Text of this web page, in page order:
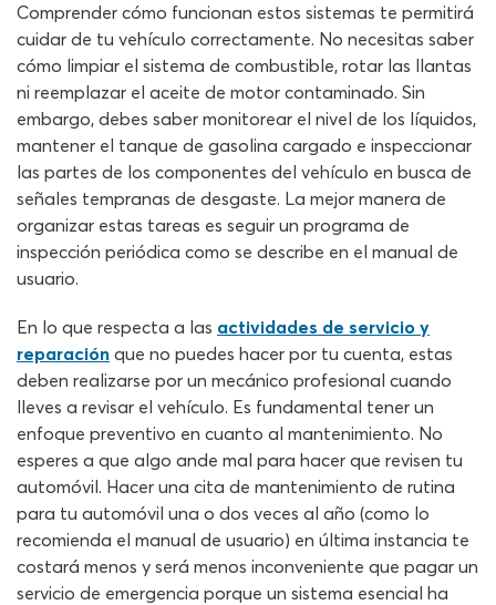
Comprender cómo funcionan estos sistemas te permitirá
cuidar de tu vehículo correctamente. No necesitas saber
cómo limpiar el sistema de combustible, rotar las llantas
ni reemplazar el aceite de motor contaminado. Sin
embargo, debes saber monitorear el nivel de los líquidos,
mantener el tanque de gasolina cargado e inspeccionar
las partes de los componentes del vehículo en busca de
señales tempranas de desgaste. La mejor manera de
organizar estas tareas es seguir un programa de
inspección periódica como se describe en el manual de
usuario.
En lo que respecta a las actividades de servicio y
reparación que no puedes hacer por tu cuenta, estas
deben realizarse por un mecánico profesional cuando
lleves a revisar el vehículo. Es fundamental tener un
enfoque preventivo en cuanto al mantenimiento. No
esperes a que algo ande mal para hacer que revisen tu
automóvil. Hacer una cita de mantenimiento de rutina
para tu automóvil una o dos veces al año (como lo
recomienda el manual de usuario) en última instancia te
costará menos y será menos inconveniente que pagar un
servicio de emergencia porque un sistema esencial ha